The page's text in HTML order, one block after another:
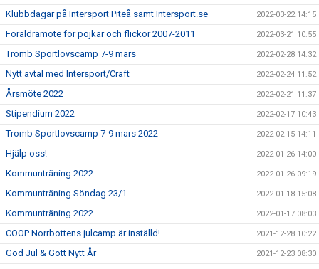
Klubbdagar på Intersport Piteå samt Intersport.se 2022-03-22 14:15
Föräldramöte för pojkar och flickor 2007-2011 2022-03-21 10:55
Tromb Sportlovscamp 7-9 mars 2022-02-28 14:32
Nytt avtal med Intersport/Craft 2022-02-24 11:52
Årsmöte 2022 2022-02-21 11:37
Stipendium 2022 2022-02-17 10:43
Tromb Sportlovscamp 7-9 mars 2022 2022-02-15 14:11
Hjälp oss! 2022-01-26 14:00
Kommunträning 2022 2022-01-26 09:19
Kommunträning Söndag 23/1 2022-01-18 15:08
Kommunträning 2022 2022-01-17 08:03
COOP Norrbottens julcamp är inställd! 2021-12-28 10:22
God Jul & Gott Nytt År 2021-12-23 08:30